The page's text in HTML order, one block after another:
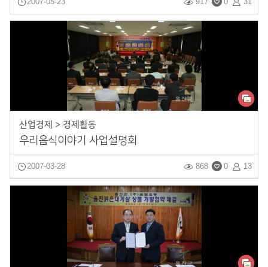
산업경제 > 경제활동
우리음식이야기 사업설명회
2007-03-28 13
0
868